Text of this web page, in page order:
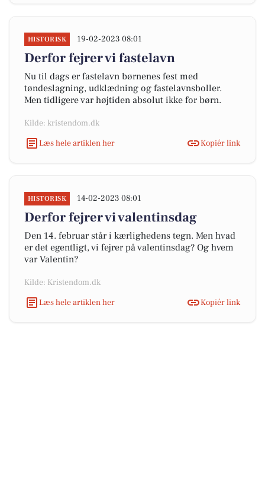
HISTORISK 19-02-2023 08:01
Derfor fejrer vi fastelavn
Nu til dags er fastelavn børnenes fest med
tøndeslagning, udklædning og fastelavnsboller.
Men tidligere var højtiden absolut ikke for børn.
Kilde: kristendom.dk
Læs hele artiklen her
Kopiér link
HISTORISK 14-02-2023 08:01
Derfor fejrer vi valentinsdag
Den 14. februar står i kærlighedens tegn. Men hvad
er det egentligt, vi fejrer på valentinsdag? Og hvem
var Valentin?
Kilde: Kristendom.dk
Læs hele artiklen her
Kopiér link